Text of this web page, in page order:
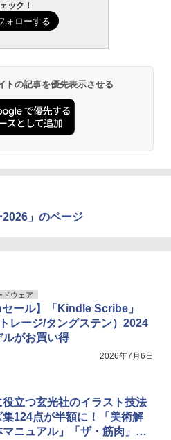
ェック！
トの記事を優先表示させる
」のページ
ドウェア
セール】「Kindle Scribe」
レージ/タングステン）2024
がお買い得
2026年7月6日
立つ玄光社のイラスト技法
124点が半額に！「美術解
ニュアル」「ザ・筋肉」な